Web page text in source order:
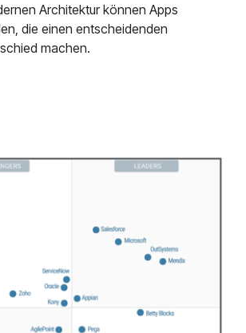
Architektur können Apps
die einen entscheidenden
machen.